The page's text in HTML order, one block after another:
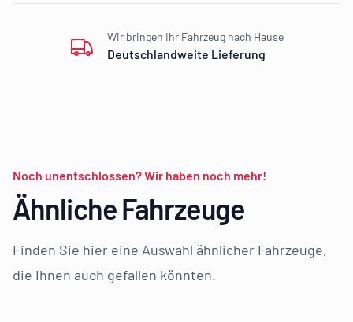
Deutschlandweite Lieferung
Wir bringen Ihr Fahrzeug nach Hause
Noch unentschlossen? Wir haben noch mehr!
Ähnliche Fahrzeuge
Finden Sie hier eine Auswahl ähnlicher Fahrzeuge,
die Ihnen auch gefallen könnten.